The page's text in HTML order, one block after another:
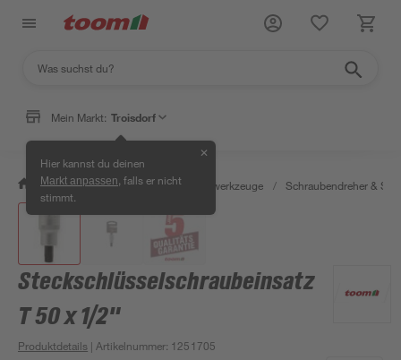
Mein Markt: Troisdorf
Hier kannst du deinen
Markt anpassen , falls er nicht
stimmt.
✕
/ Werkstatt & Maschinen / Handwerkzeuge / Schraubendreher &
Steckschlüsselschraubeinsatz
T 50 x 1/2"
Produktdetails | Artikelnummer: 1251705